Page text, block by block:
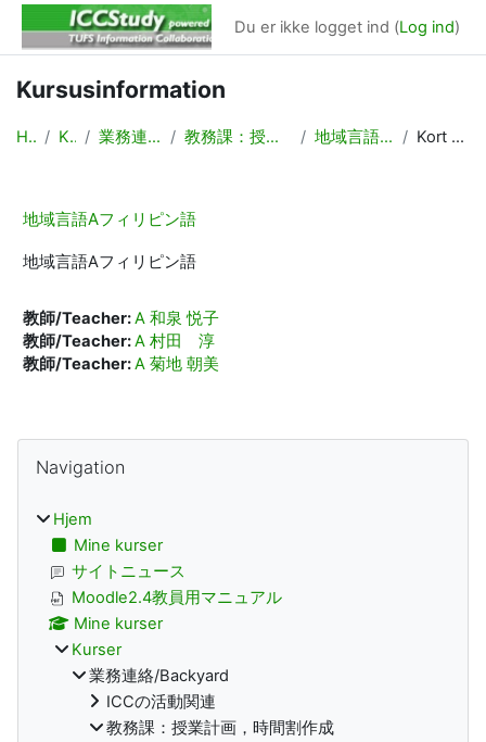
Gå til hovedindhold
Du er ikke logget ind (Log ind)
Kursusinformation
Hjem Kurser 業務連絡/Backyard 教務課：授業計画，時間割作成 地域言語Aフィリピン語 Kort beskrivelse
地域言語Aフィリピン語
地域言語Aフィリピン語
教師/Teacher:A 和泉 悦子
教師/Teacher:A 村田 淳
教師/Teacher:A 菊地 朝美
Blokke
Navigation
Hjem
Mine kurser
サイトニュース
Moodle2.4教員用マニュアル
Mine kurser
Kurser
業務連絡/Backyard
ICCの活動関連
教務課：授業計画，時間割作成